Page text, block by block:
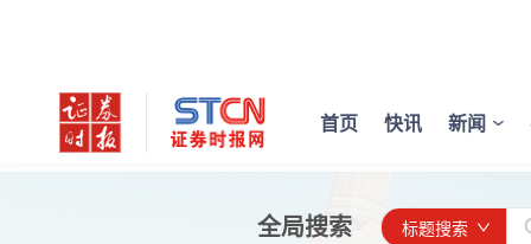
首页 快讯 新闻
全局搜索
标题搜索